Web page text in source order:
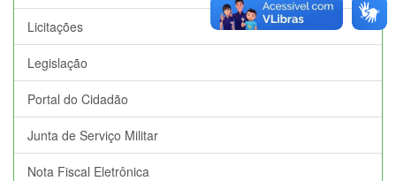
Licitações
Legislação
Portal do Cidadão
Junta de Serviço Militar
Nota Fiscal Eletrônica